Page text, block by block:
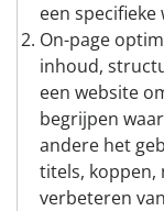
een specifieke
On-page
inhoud,
een website
begrijpen
andere het
titels, koppen,
verbeteren